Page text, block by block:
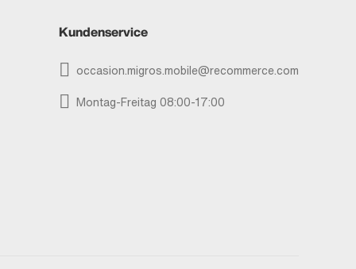
Kundenservice
occasion.migros.mobile@recommerce.com
Montag-Freitag 08:00-17:00